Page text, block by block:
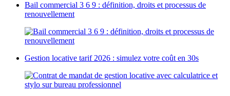
Bail commercial 3 6 9 : définition, droits et processus de
renouvellement
Gestion locative tarif 2026 : simulez votre coût en 30s